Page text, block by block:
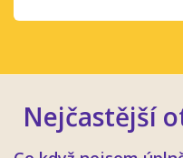
Nejčastější